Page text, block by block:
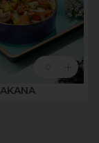
0 add